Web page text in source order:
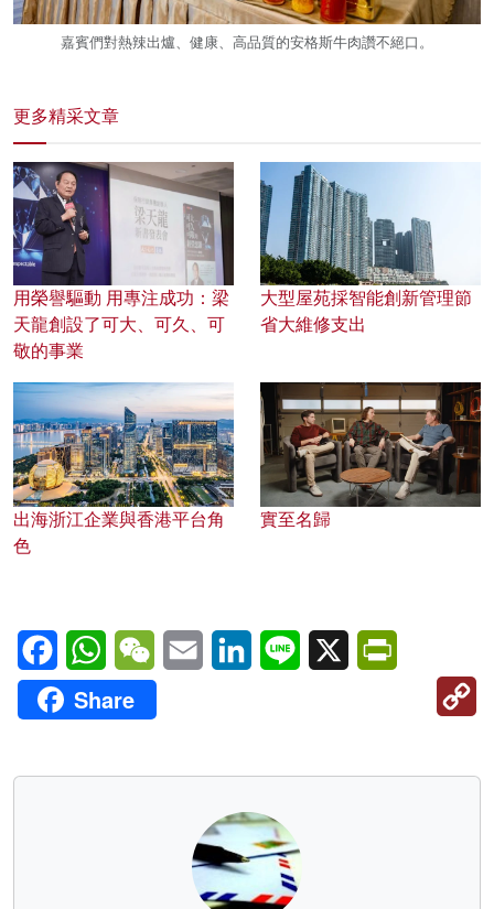
嘉賓們對熱辣出爐、健康、高品質的安格斯牛肉讚不絕口。
更多精采文章
用榮譽驅動 用專注成功：梁
天龍創設了可大、可久、可
敬的事業
大型屋苑採智能創新管理節
省大維修支出
出海浙江企業與香港平台角
色
實至名歸
FacebookWhatsAppWeChatEmail LinkedInLine X
Share